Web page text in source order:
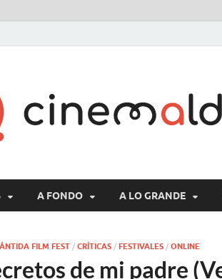
A FONDO A LO GRANDE
FILM FEST / CRÍTICAS / FESTIVALES / ONLINE
de mi padre